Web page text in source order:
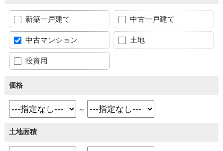
新築一戸建て 中古一戸建て
中古マンション 土地
投資用
価格
～
土地面積